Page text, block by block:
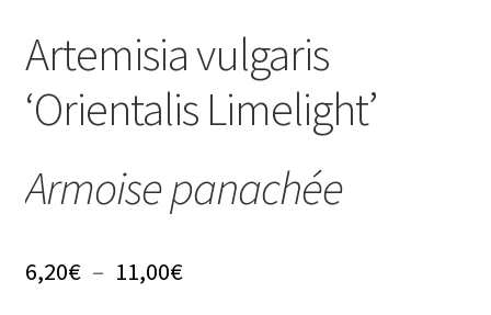
L’emballage
Avis
Avis GOOGLE
Artemisia vulgaris
‘Orientalis Limelight’
Armoise panachée
6,20€ – 11,00€Plage